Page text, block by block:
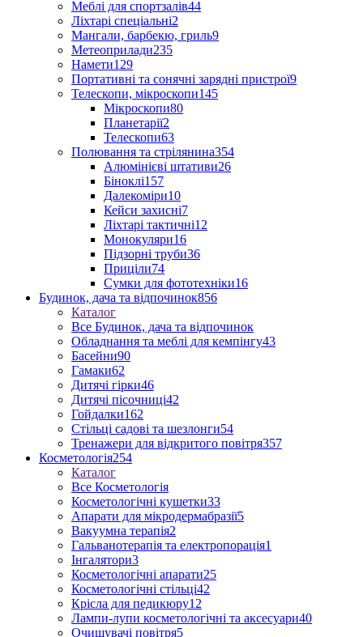
Меблі для спортзалів44
Ліхтарі спеціальні2
Мангали, барбекю, гриль9
Метеоприлади235
Намети129
Портативні та сонячні зарядні пристрої9
Телескопи, мікроскопи145
Мікроскопи80
Планетарії2
Телескопи63
Полювання та стрілянина354
Алюмінієві штативи26
Біноклі157
Далекоміри10
Кейси захисні7
Ліхтарі тактичні12
Монокуляри16
Підзорні труби36
Приціли74
Сумки для фототехніки16
Будинок, дача та відпочинок856
Каталог
Все Будинок, дача та відпочинок
Обладнання та меблі для кемпінгу43
Басейни90
Гамаки62
Дитячі гірки46
Дитячі пісочниці42
Гойдалки162
Стільці садові та шезлонги54
Тренажери для відкритого повітря357
Косметологія254
Каталог
Все Косметологія
Косметологічні кушетки33
Апарати для мікродермабразії5
Вакуумна терапія2
Гальванотерапія та електропорація1
Інгалятори3
Косметологічні апарати25
Косметологічні стільці42
Крісла для педикюру12
Лампи-лупи косметологічні та аксесуари40
Очищувачі повітря5